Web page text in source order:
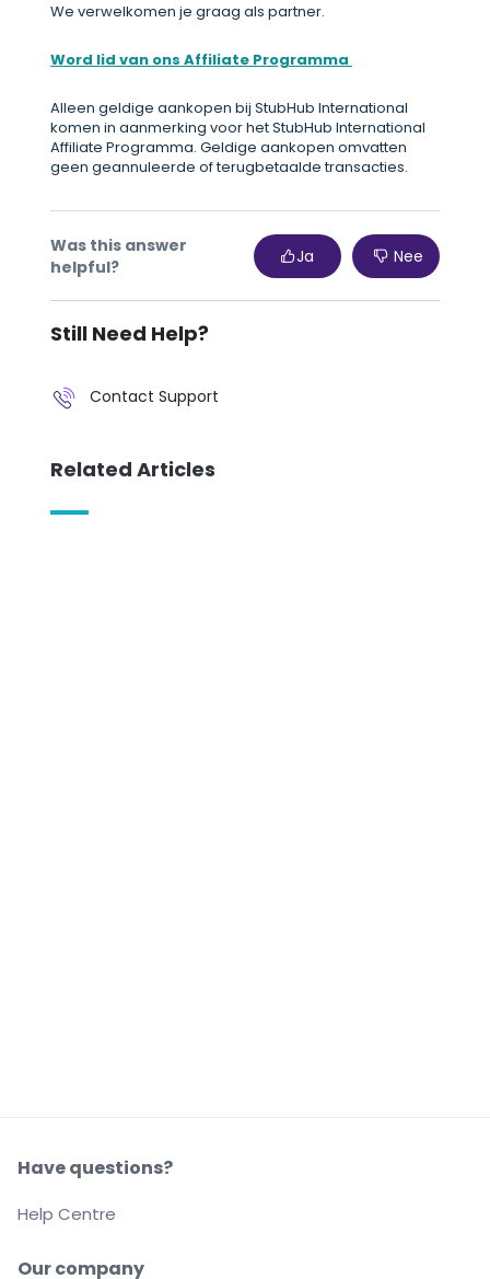
We verwelkomen je graag als partner.
Word lid van ons Affiliate Programma
Alleen geldige aankopen bij StubHub International
komen in aanmerking voor het StubHub International
Affiliate Programma. Geldige aankopen omvatten
geen geannuleerde of terugbetaalde transacties.
Was this answer
helpful?
Ja Nee
Still Need Help?
Contact Support
Related Articles
Our company
Have questions?
Help Centre